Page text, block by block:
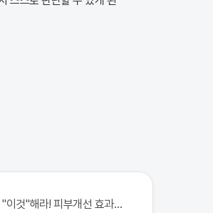
리나!!
이것"해라! 피부개선 효과가 바로 나타난다!!